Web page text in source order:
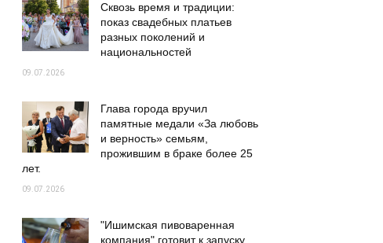
Сквозь время и традиции:
показ свадебных платьев
разных поколений и
национальностей
09.07.2026
Глава города вручил
памятные медали «За любовь
и верность» семьям,
прожившим в браке более 25
лет.
09.07.2026
"Ишимская пивоваренная
компания" готовит к запуску